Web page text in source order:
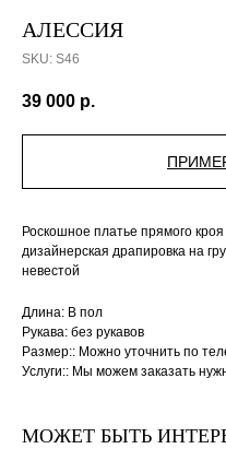
АЛЕССИЯ
SKU: S46
39 000 р.
Роскошное платье прямого
дизайнерская драпировка на
невестой
Длина: В пол
Рукава: без рукавов
Размер:: Можно уточнить по
Услуги:: Мы можем заказать
МОЖЕТ БЫТЬ